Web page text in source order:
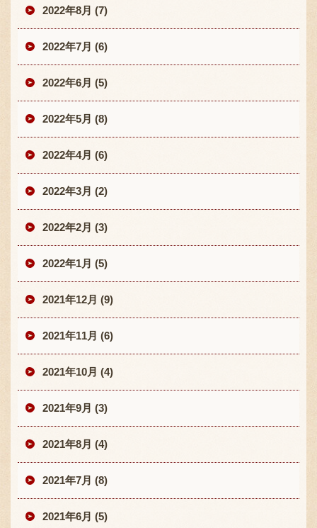
2022年8月 (7)
2022年7月 (6)
2022年6月 (5)
2022年5月 (8)
2022年4月 (6)
2022年3月 (2)
2022年2月 (3)
2022年1月 (5)
2021年12月 (9)
2021年11月 (6)
2021年10月 (4)
2021年9月 (3)
2021年8月 (4)
2021年7月 (8)
2021年6月 (5)